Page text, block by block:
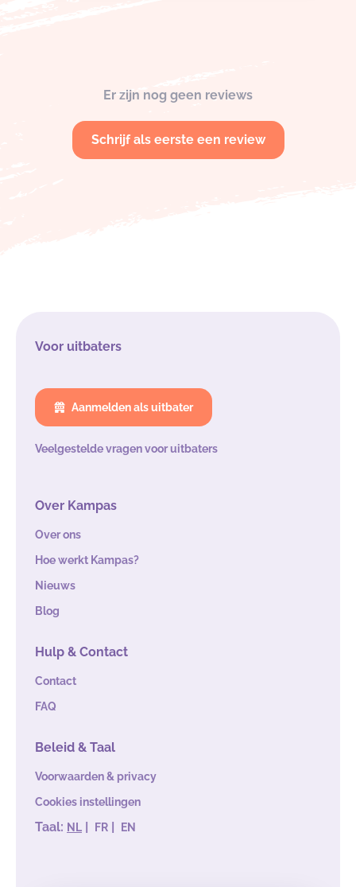
Er zijn nog geen reviews
Schrijf als eerste een review
Voor uitbaters
Aanmelden als uitbater
Veelgestelde vragen voor uitbaters
Over Kampas
Over ons
Hoe werkt Kampas?
Nieuws
Blog
Hulp & Contact
Contact
FAQ
Beleid & Taal
Voorwaarden & privacy
Cookies instellingen
Taal: NL | FR | EN